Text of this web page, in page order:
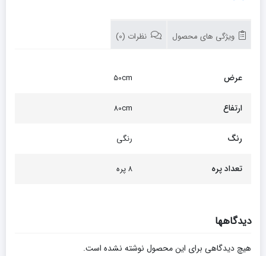
ویژگی های محصول نظرات (0)
عرض 50cm
ارتفاع 80cm
رنگ رنگی
تعداد پره ۸ پره
دیدگاهها
هیچ دیدگاهی برای این محصول نوشته نشده است.